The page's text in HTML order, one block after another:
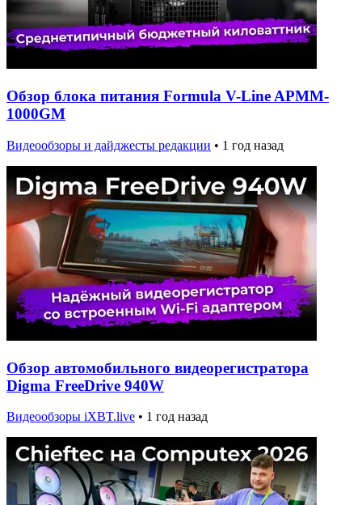
Обзор блока питания Formula V-Line APMM-
1000GM
Видеообзоры и дайджесты редакции • 1 год назад
Обзор автомобильного видеорегистратора
Digma FreeDrive 940W
Видеообзоры iXBT.live • 1 год назад